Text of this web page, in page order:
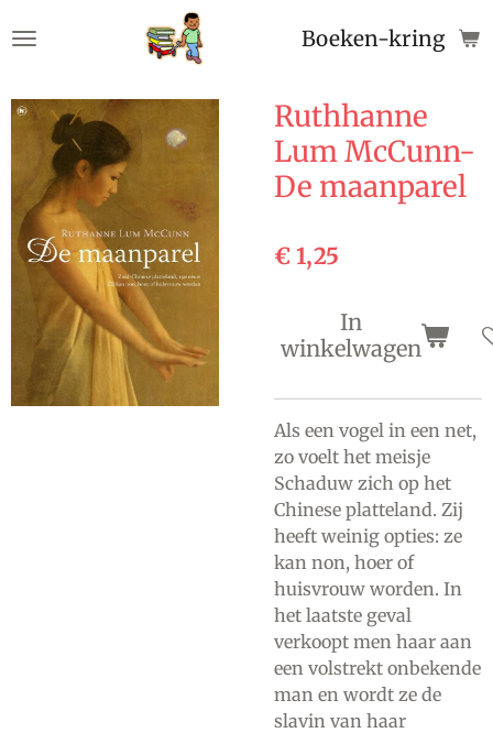
direct
de
hoofdinhoud
Boeken-
Ruthhanne
Lum McCunn-
De maanparel
€ 1,25
In
winkelwagen
Als een vogel in een net,
zo voelt het meisje
Schaduw zich op het
Chinese platteland. Zij
heeft weinig opties: ze
kan non, hoer of
huisvrouw worden. In
het laatste geval
verkoopt men haar aan
een volstrekt onbekende
man en wordt ze de
slavin van haar